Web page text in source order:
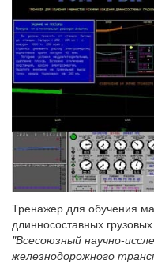
Тренажер для обучения
длинносоставных
"Всесоюзный научно-
железнодорожного